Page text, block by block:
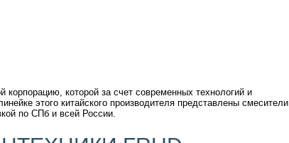
которой за счет современных технологий и
этого китайского производителя представлены смесители
по СПб и всей России.